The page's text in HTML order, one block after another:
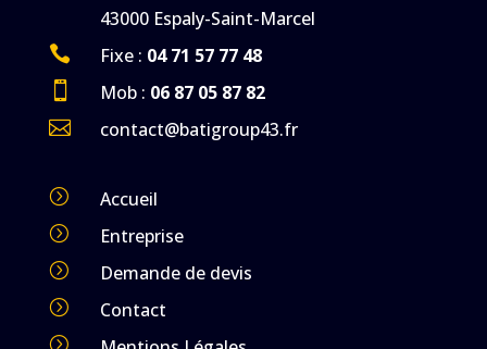
43000 Espaly-Saint-Marcel
 Fixe : 04 71 57 77 48
 Mob : 06 87 05 87 82
 contact@batigroup43.fr
= Accueil
= Entreprise
= Demande de devis
= Contact
=